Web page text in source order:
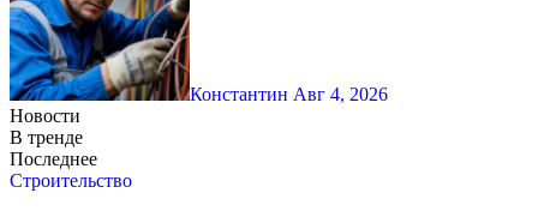
Константин Авг 4, 2026
Новости
В тренде
Последнее
Строительство